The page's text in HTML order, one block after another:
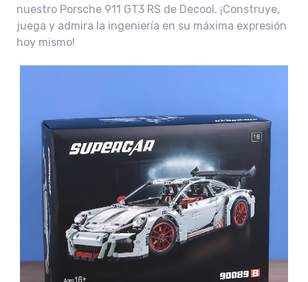
nuestro Porsche 911 GT3 RS de Decool. ¡Construye,
juega y admira la ingeniería en su máxima expresión
hoy mismo!